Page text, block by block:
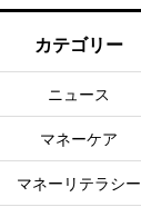
カテゴリー
ニュース
マネーケア
マネーリテラシー